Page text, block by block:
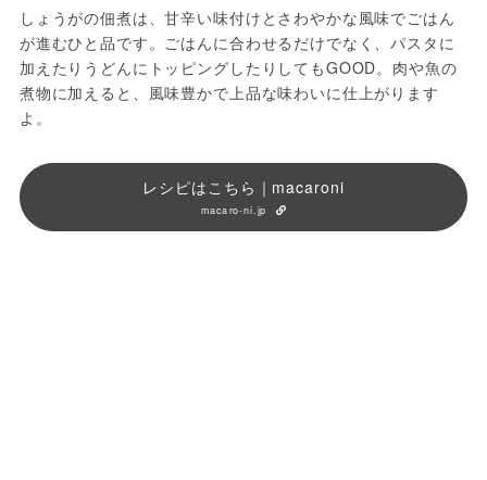
しょうがの佃煮は、甘辛い味付けとさわやかな風味でごはん
が進むひと品です。ごはんに合わせるだけでなく、パスタに
加えたりうどんにトッピングしたりしてもGOOD。肉や魚の
煮物に加えると、風味豊かで上品な味わいに仕上がります
よ。
レシピはこちら｜macaroni
macaro-ni.jp